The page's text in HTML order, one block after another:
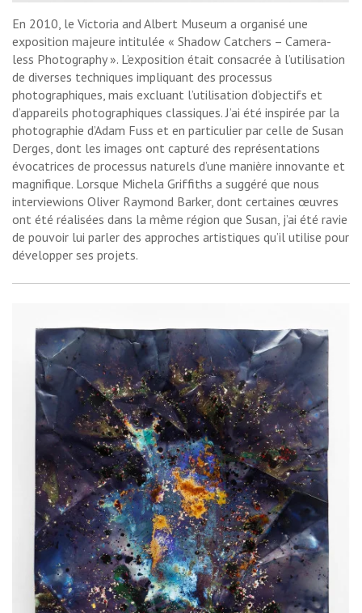
En 2010, le Victoria and Albert Museum a organisé une
exposition majeure intitulée « Shadow Catchers – Camera-
less Photography ». L’exposition était consacrée à l’utilisation
de diverses techniques impliquant des processus
photographiques, mais excluant l’utilisation d’objectifs et
d’appareils photographiques classiques. J’ai été inspirée par la
photographie d’Adam Fuss et en particulier par celle de Susan
Derges, dont les images ont capturé des représentations
évocatrices de processus naturels d’une manière innovante et
magnifique. Lorsque Michela Griffiths a suggéré que nous
interviewions Oliver Raymond Barker, dont certaines œuvres
ont été réalisées dans la même région que Susan, j’ai été ravie
de pouvoir lui parler des approches artistiques qu’il utilise pour
développer ses projets.